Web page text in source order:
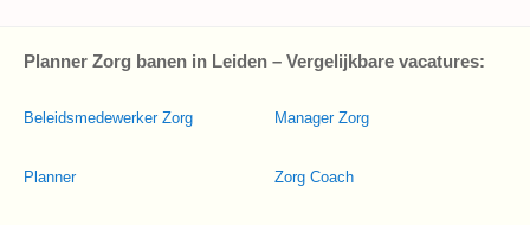
Planner Zorg banen in Leiden – Vergelijkbare vacatures:
Beleidsmedewerker Zorg
Planner
Manager Zorg
Zorg Coach